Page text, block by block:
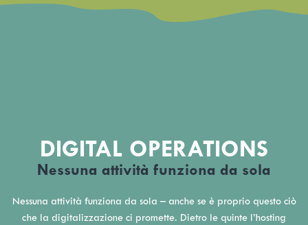
DIGITAL OPERATIONS
Nessuna attività funziona da sola
Nessuna attività funziona da sola – anche se è proprio questo ciò
che la digitalizzazione ci promette. Dietro le quinte l’hosting